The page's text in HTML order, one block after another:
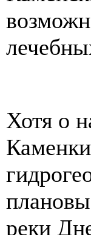
Хотя о
реки